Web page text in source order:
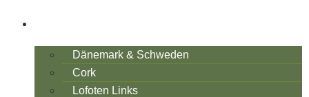
Dänemark & Schweden
Cork
Lofoten Links